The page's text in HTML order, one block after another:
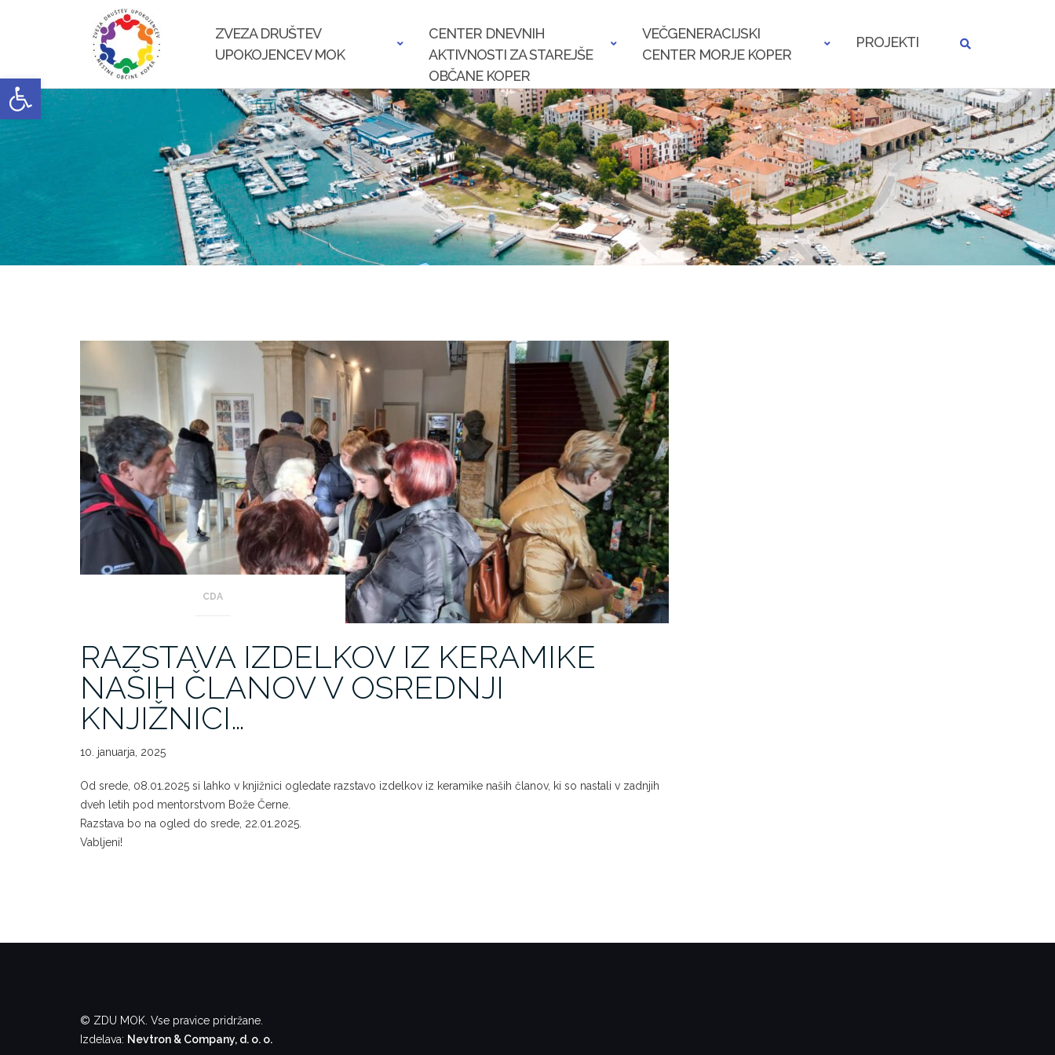
Open toolbar
ZVEZA DRUŠTEV
UPOKOJENCEV MOK
CENTER DNEVNIH
AKTIVNOSTI ZA STAREJŠE
OBČANE KOPER
VEČGENERACIJSKI
CENTER MORJE KOPER
PROJEKTI
CDA
RAZSTAVA IZDELKOV IZ KERAMIKE
NAŠIH ČLANOV V OSREDNJI
KNJIŽNICI…
10. januarja, 2025
Od srede, 08.01.2025 si lahko v knjižnici ogledate razstavo izdelkov iz keramike naših članov, ki so nastali v zadnjih
dveh letih pod mentorstvom Bože Černe.
Razstava bo na ogled do srede, 22.01.2025.
Vabljeni!
© ZDU MOK. Vse pravice pridržane.
Izdelava: Nevtron & Company, d. o. o.